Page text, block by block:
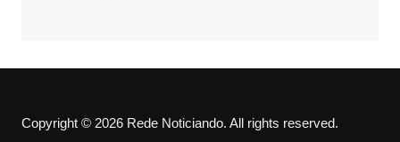
Copyright © 2026 Rede Noticiando. All rights reserved.